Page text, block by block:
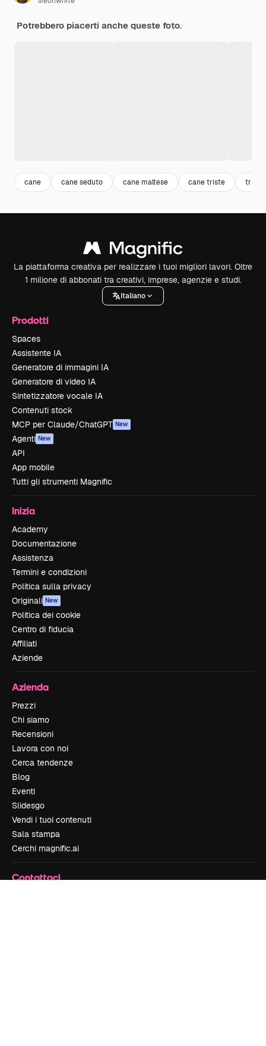
Potrebbero piacerti anche queste foto.
cane cane seduto cane maltese cane triste
La piattaforma creativa per realizzare i tuoi migliori lavori. Oltre
1 milione di abbonati tra creativi, imprese, agenzie e studi.
Italiano
Prodotti
Spaces
Assistente IA
Generatore di immagini IA
Generatore di video IA
Sintetizzatore vocale IA
Contenuti stock
MCP per Claude/ChatGPT New
Agenti New
API
App mobile
Tutti gli strumenti Magnific
Inizia
Academy
Documentazione
Assistenza
Termini e condizioni
Politica sulla privacy
Originali New
Politica dei cookie
Centro di fiducia
Affiliati
Aziende
Azienda
Prezzi
Chi siamo
Recensioni
Lavora con noi
Cerca tendenze
Blog
Eventi
Slidesgo
Vendi i tuoi contenuti
Sala stampa
Cerchi magnific.ai
Contattaci